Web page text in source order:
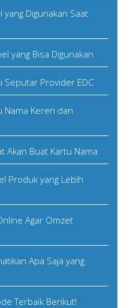
yang Digunakan Saat
yang Bisa Digunakan
Seputar Provider EDC
Nama Keren dan
Akan Buat Kartu Nama
Produk yang Lebih
Agar Omzet
Apa Saja yang
Terbaik Berikut!